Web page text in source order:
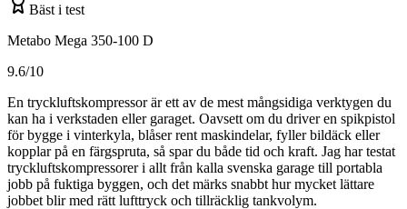
Bäst i test
Metabo Mega 350-100 D
9.6/10
En tryckluftskompressor är ett av de mest mångsidiga verktygen du
kan ha i verkstaden eller garaget. Oavsett om du driver en spikpistol
för bygge i vinterkyla, blåser rent maskindelar, fyller bildäck eller
kopplar på en färgspruta, så spar du både tid och kraft. Jag har testat
tryckluftskompressorer i allt från kalla svenska garage till portabla
jobb på fuktiga byggen, och det märks snabbt hur mycket lättare
jobbet blir med rätt lufttryck och tillräcklig tankvolym.